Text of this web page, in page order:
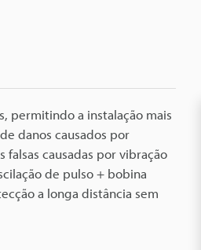
permitindo a instalação mais
danos causados por
causadas por vibração
de pulso + bobina
a longa distância sem